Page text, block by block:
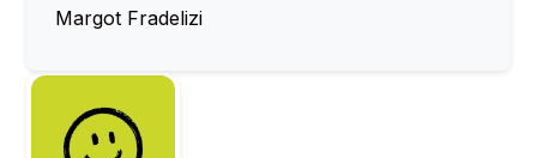
Margot Fradelizi